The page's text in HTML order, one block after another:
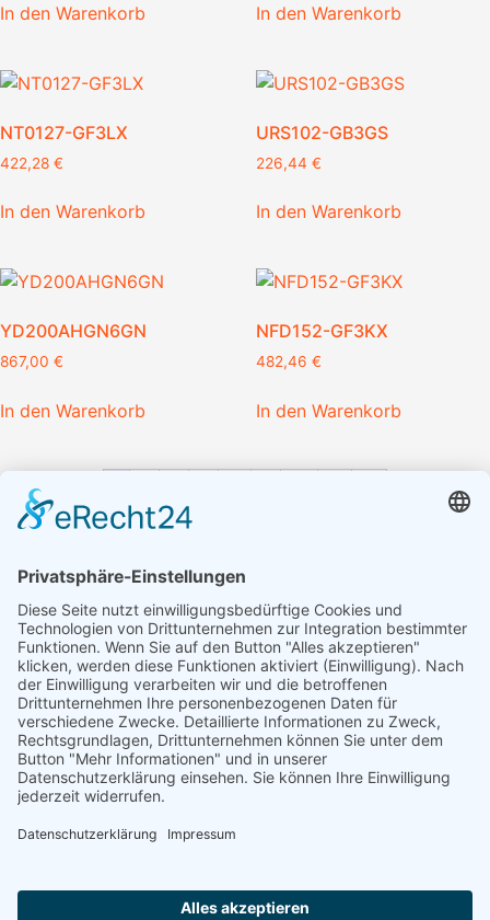
In den Warenkorb In den Warenkorb
NT0127-GF3LX
422,28 €
In den Warenkorb
URS102-GB3GS
226,44 €
In den Warenkorb
YD200AHGN6GN
867,00 €
In den Warenkorb
NFD152-GF3KX
482,46 €
In den Warenkorb
GIROL Germany
Am Wasserwerk 1
58840 Plettenberg
Ust.-ID: DE370009775
Kontakt
Impressum